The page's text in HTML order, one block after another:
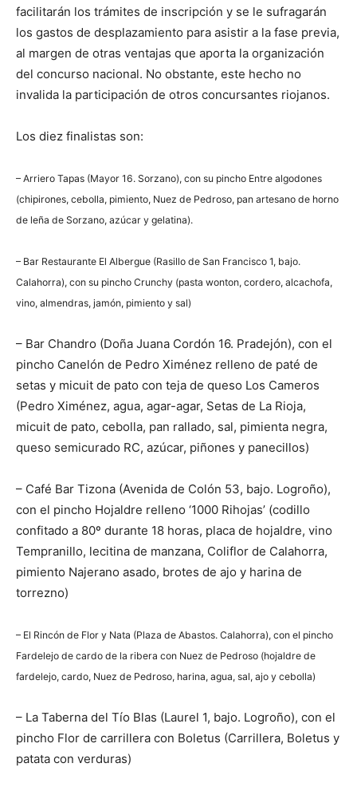
facilitarán los trámites de inscripción y se le sufragarán
los gastos de desplazamiento para asistir a la fase previa,
al margen de otras ventajas que aporta la organización
del concurso nacional. No obstante, este hecho no
invalida la participación de otros concursantes riojanos.
Los diez finalistas son:
– Arriero Tapas (Mayor 16. Sorzano), con su pincho Entre algodones
(chipirones, cebolla, pimiento, Nuez de Pedroso, pan artesano de horno
de leña de Sorzano, azúcar y gelatina).
– Bar Restaurante El Albergue (Rasillo de San Francisco 1, bajo.
Calahorra), con su pincho Crunchy (pasta wonton, cordero, alcachofa,
vino, almendras, jamón, pimiento y sal)
– Bar Chandro (Doña Juana Cordón 16. Pradejón), con el
pincho Canelón de Pedro Ximénez relleno de paté de
setas y micuit de pato con teja de queso Los Cameros
(Pedro Ximénez, agua, agar-agar, Setas de La Rioja,
micuit de pato, cebolla, pan rallado, sal, pimienta negra,
queso semicurado RC, azúcar, piñones y panecillos)
– Café Bar Tizona (Avenida de Colón 53, bajo. Logroño),
con el pincho Hojaldre relleno ‘1000 Rihojas’ (codillo
confitado a 80º durante 18 horas, placa de hojaldre, vino
Tempranillo, lecitina de manzana, Coliflor de Calahorra,
pimiento Najerano asado, brotes de ajo y harina de
torrezno)
– El Rincón de Flor y Nata (Plaza de Abastos. Calahorra), con el pincho
Fardelejo de cardo de la ribera con Nuez de Pedroso (hojaldre de
fardelejo, cardo, Nuez de Pedroso, harina, agua, sal, ajo y cebolla)
– La Taberna del Tío Blas (Laurel 1, bajo. Logroño), con el
pincho Flor de carrillera con Boletus (Carrillera, Boletus y
patata con verduras)